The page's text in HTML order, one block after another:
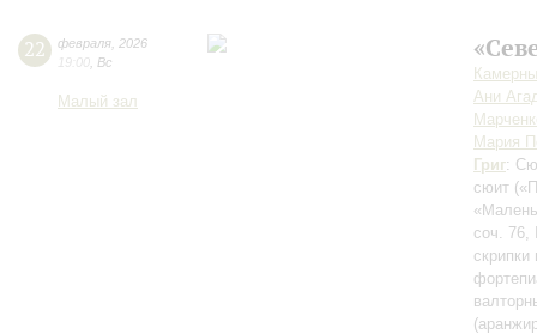
22 февраля 2026
19:00 Вс
Малый зал
Ани
Мария
Григ:
сюит
соч.